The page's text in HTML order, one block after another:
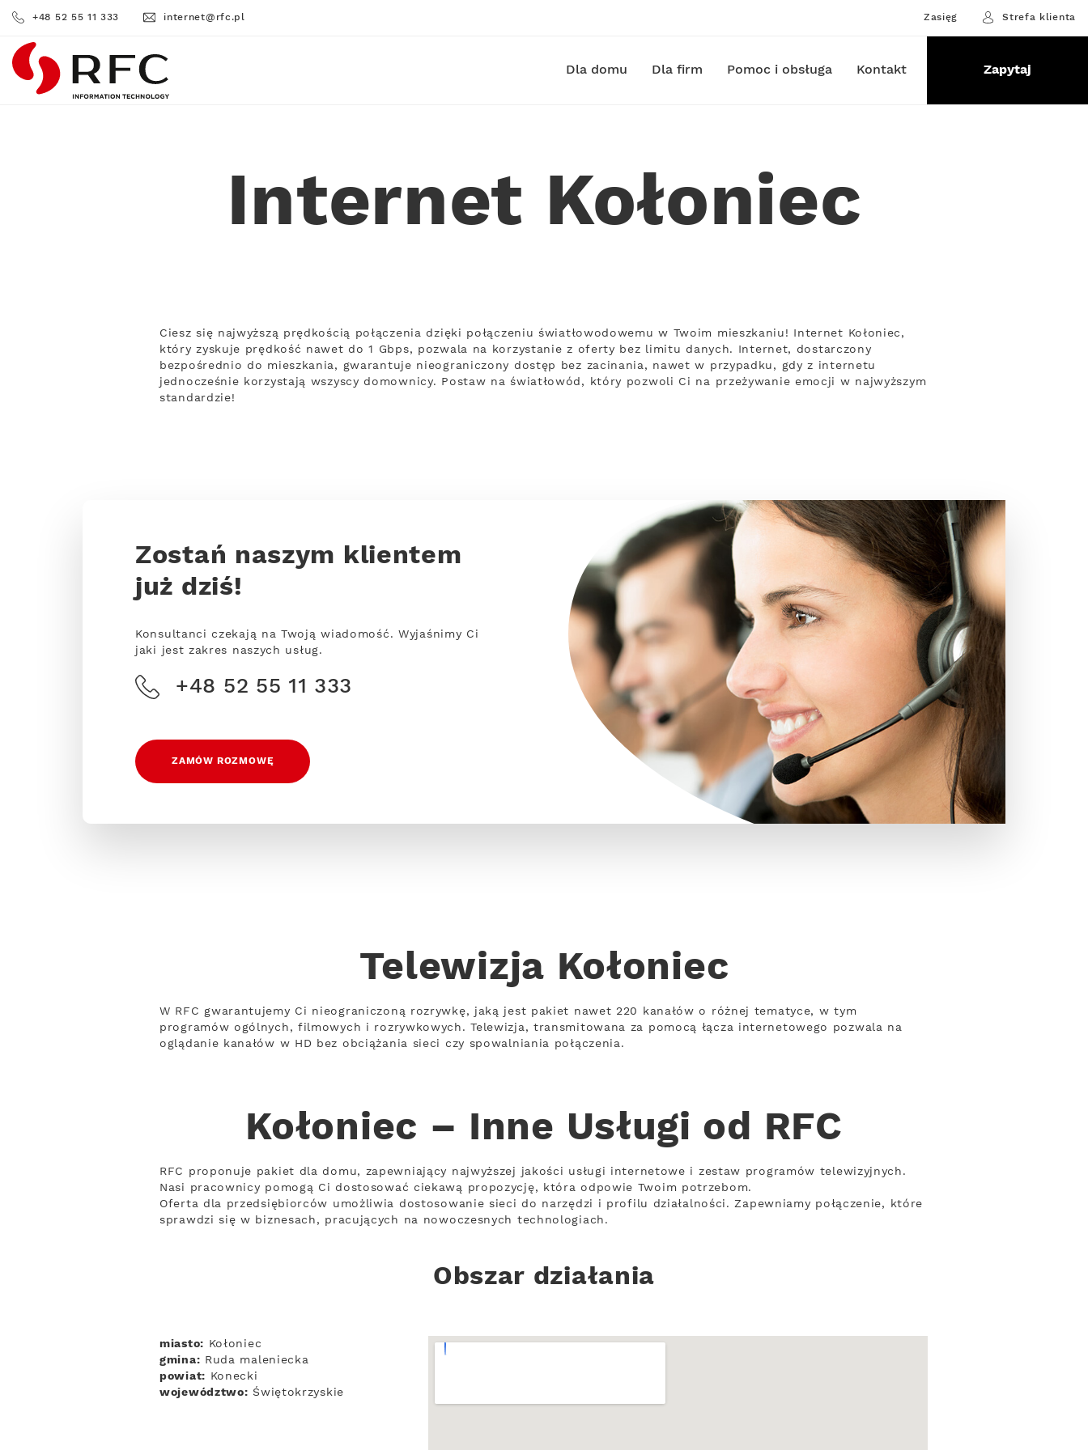
+48 52 55 11 333 internet@rfc.pl Zasięg Strefa klienta
RFC Dla domu Dla firm Pomoc i obsługa Kontakt Zapytaj
Internet Kołoniec
Ciesz się najwyższą prędkością połączenia dzięki połączeniu światłowodowemu w Twoim mieszkaniu! Internet Kołoniec,
który zyskuje prędkość nawet do 1 Gbps, pozwala na korzystanie z oferty bez limitu danych. Internet, dostarczony
bezpośrednio do mieszkania, gwarantuje nieograniczony dostęp bez zacinania, nawet w przypadku, gdy z internetu
jednocześnie korzystają wszyscy domownicy. Postaw na światłowód, który pozwoli Ci na przeżywanie emocji w najwyższym
standardzie!
Zostań naszym klientem
już dziś!
Konsultanci czekają na Twoją wiadomość. Wyjaśnimy Ci
jaki jest zakres naszych usług.
+48 52 55 11 333
ZAMÓW ROZMOWĘ
Telewizja Kołoniec
W RFC gwarantujemy Ci nieograniczoną rozrywkę, jaką jest pakiet nawet 220 kanałów o różnej tematyce, w tym
programów ogólnych, filmowych i rozrywkowych. Telewizja, transmitowana za pomocą łącza internetowego pozwala na
oglądanie kanałów w HD bez obciążania sieci czy spowalniania połączenia.
Kołoniec – Inne Usługi od RFC
RFC proponuje pakiet dla domu, zapewniający najwyższej jakości usługi internetowe i zestaw programów telewizyjnych.
Nasi pracownicy pomogą Ci dostosować ciekawą propozycję, która odpowie Twoim potrzebom.
Oferta dla przedsiębiorców umożliwia dostosowanie sieci do narzędzi i profilu działalności. Zapewniamy połączenie, które
sprawdzi się w biznesach, pracujących na nowoczesnych technologiach.
Obszar działania
miasto: Kołoniec
gmina: Ruda maleniecka
powiat: Konecki
województwo: Świętokrzyskie